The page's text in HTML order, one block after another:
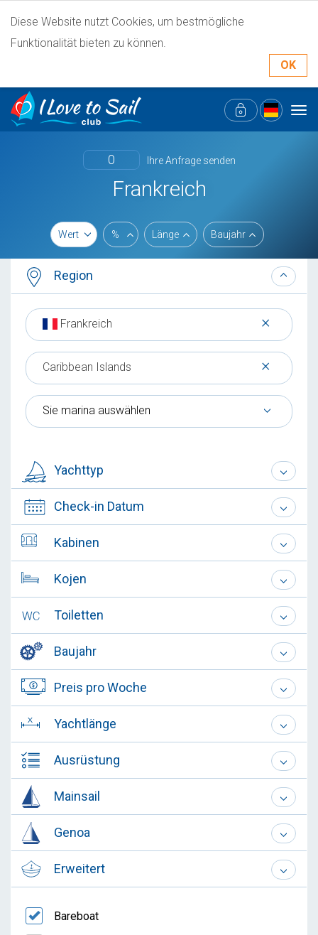
Diese Website nutzt Cookies, um bestmögliche
Funktionalität bieten zu können.
OK
0 Ihre Anfrage senden
Frankreich
Wert % Länge Baujahr
Region
×
Frankreich
×
Caribbean Islands
Sie marina auswählen
Yachttyp
Check-in Datum
Kabinen
Kojen
Toiletten
Baujahr
Preis pro Woche
Yachtlänge
Ausrüstung
Mainsail
Genoa
Erweitert
Bareboat